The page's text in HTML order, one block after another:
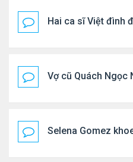
Hai ca sĩ Việt đình
Vợ cũ Quách Ngọc
Selena Gomez